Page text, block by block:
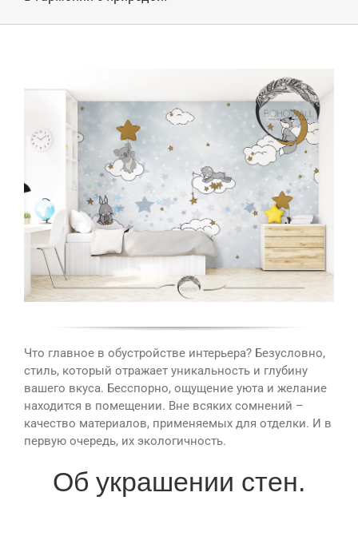
Что главное в обустройстве интерьера? Безусловно,
стиль, который отражает уникальность и глубину
вашего вкуса. Бесспорно, ощущение уюта и желание
находится в помещении. Вне всяких сомнений –
качество материалов, применяемых для отделки. И в
первую очередь, их экологичность.
Об украшении стен.